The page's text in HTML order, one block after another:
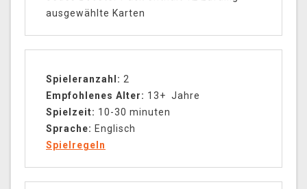
ausgewählte Karten
Spieleranzahl: 2
Empfohlenes Alter: 13+ Jahre
Spielzeit: 10-30 minuten
Sprache: Englisch
Spielregeln